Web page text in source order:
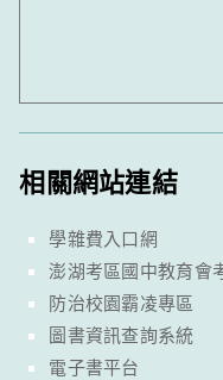
相關網站連結
學雜費入口網
澎湖考區國中教育會
防治校園霸凌專區
圖書資訊查詢系統
電子書平台